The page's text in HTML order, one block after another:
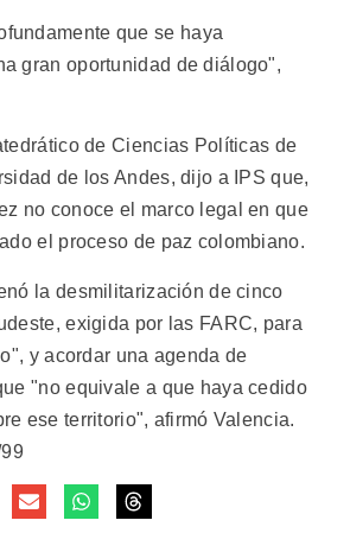
que se haya
gran oportunidad de diálogo",
de Ciencias Políticas de
de los Andes, dijo a IPS que,
no conoce el marco legal en que
el proceso de paz colombiano.
la desmilitarización de cinco
exigida por las FARC, para
y acordar una agenda de
"no equivale a que haya cedido
ese territorio", afirmó Valencia.